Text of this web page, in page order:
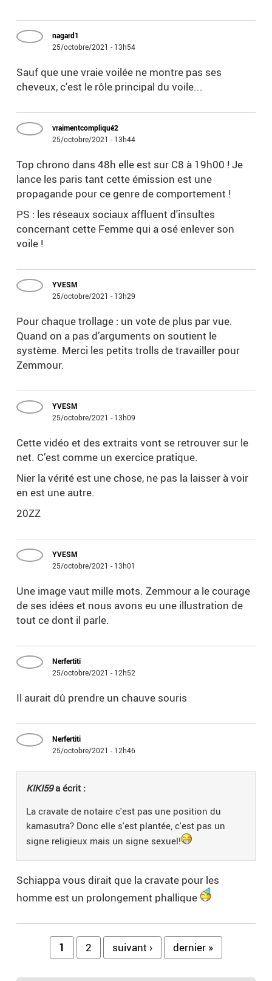
nagard1
25/octobre/2021 - 13h54
Sauf que une vraie voilée ne montre pas ses
cheveux, c'est le rôle principal du voile...
vraimentcompliqué2
25/octobre/2021 - 13h44
Top chrono dans 48h elle est sur C8 à 19h00 ! Je
lance les paris tant cette émission est une
propagande pour ce genre de comportement !
PS : les réseaux sociaux affluent d'insultes
concernant cette Femme qui a osé enlever son
voile !
YVESM
25/octobre/2021 - 13h29
Pour chaque trollage : un vote de plus par vue.
Quand on a pas d’arguments on soutient le
système. Merci les petits trolls de travailler pour
Zemmour.
YVESM
25/octobre/2021 - 13h09
Cette vidéo et des extraits vont se retrouver sur le
net. C’est comme un exercice pratique.
Nier la vérité est une chose, ne pas la laisser à voir
en est une autre.
20ZZ
YVESM
25/octobre/2021 - 13h01
Une image vaut mille mots. Zemmour a le courage
de ses idées et nous avons eu une illustration de
tout ce dont il parle.
Nerfertiti
25/octobre/2021 - 12h52
Il aurait dû prendre un chauve souris
Nerfertiti
25/octobre/2021 - 12h46
KIKI59a écrit :
La cravate de notaire c'est pas une position du
kamasutra? Donc elle s'est plantée, c'est pas un
signe religieux mais un signe sexuel!
Schiappa vous dirait que la cravate pour les
homme est un prolongement phallique
Pages
1 2 suivant › dernier »